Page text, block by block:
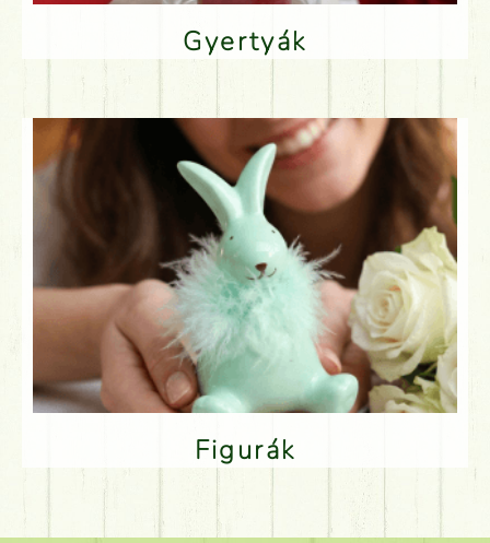
Gyertyák
Figurák